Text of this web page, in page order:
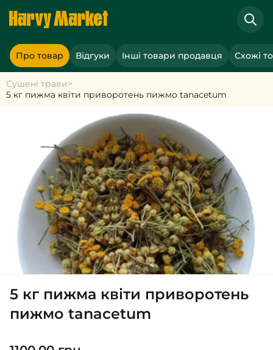
Сушені трави>
5 кг пижма квіти приворотень пижмо tanacetum
Про товар Відгуки Інші товари продавця Схожі
5 кг пижма квіти приворотень
пижмо tanacetum